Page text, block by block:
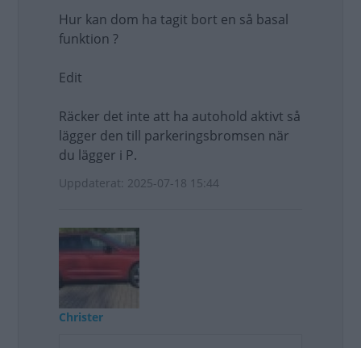
Hur kan dom ha tagit bort en så basal
funktion ?
Edit
Räcker det inte att ha autohold aktivt så
lägger den till parkeringsbromsen när
du lägger i P.
Uppdaterat: 2025-07-18 15:44
Christer